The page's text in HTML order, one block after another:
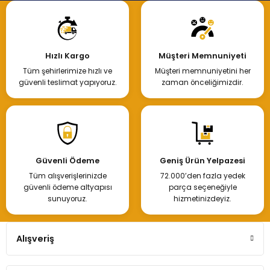
Hızlı Kargo
Tüm şehirlerimize hızlı ve
güvenli teslimat yapıyoruz.
Müşteri Memnuniyeti
Müşteri memnuniyetini her
zaman önceliğimizdir.
Güvenli Ödeme
Tüm alışverişlerinizde
güvenli ödeme altyapısı
sunuyoruz.
Geniş Ürün Yelpazesi
72.000’den fazla yedek
parça seçeneğiyle
hizmetinizdeyiz.
Alışveriş